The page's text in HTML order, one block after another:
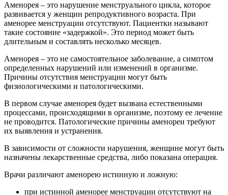
Аменорея – это нарушение менструального цикла, которое
развивается у женщин репродуктивного возраста. При
аменорее менструации отсутствуют. Пациентки называют
такие состояние «задержкой». Это период может быть
длительным и составлять несколько месяцев.
Аменорея – это не самостоятельное заболевание, а симптом
определенных нарушений или изменений в организме.
Причины отсутствия менструации могут быть
физиологическими и патологическими.
В первом случае аменорея будет вызвана естественными
процессами, происходящими в организме, поэтому ее лечение
не проводится. Патологические причины аменореи требуют
их выявления и устранения.
В зависимости от сложности нарушения, женщине могут быть
назначены лекарственные средства, либо показана операция.
Врачи различают аменорею истинную и ложную:
при истинной аменорее менструации отсутствуют на